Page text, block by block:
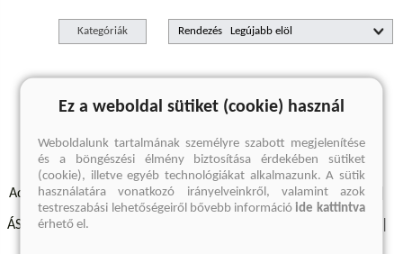
Kategóriák Rendezés
A keresett kifejezésre nincs találat
Adatvédelmi szabályzatok Elállási felmondási nyilatkozat
ÁSZF - Vásárlási feltételek
Ez a weboldal sütiket (cookie) használ
Weboldalunk tartalmának személyre szabott megjelenítése
és a böngészési élmény biztosítása érdekében sütiket
(cookie), illetve egyéb technológiákat alkalmazunk. A sütik
használatára vonatkozó irányelveinkről, valamint azok
testreszabási lehetőségeiről bővebb információide kattintva
érhető el.